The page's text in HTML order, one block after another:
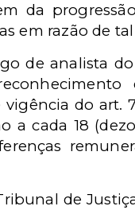
da
em razão de
de analista
do art.
a cada 18
de